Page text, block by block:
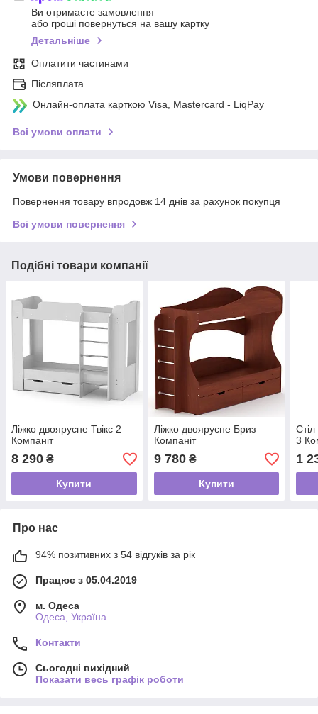
Ви отримаєте замовлення
або гроші повернуться на вашу картку
Детальніше
Оплатити частинами
Післяплата
Онлайн-оплата карткою Visa, Mastercard - LiqPay
Всі умови оплати
Умови повернення
Повернення товару впродовж 14 днів за рахунок покупця
Всі умови повернення
Подібні товари компанії
Ліжко двоярусне Твікс 2
Компаніт
8 290 ₴
Купити
Ліжко двоярусне Бриз
Компаніт
9 780₴
Купити
3
1
Про нас
94% позитивних з 54 відгуків за рік
Працює з 05.04.2019
м. Одеса
Одеса, Україна
Контакти
Сьогодні вихідний
Показати весь графік роботи